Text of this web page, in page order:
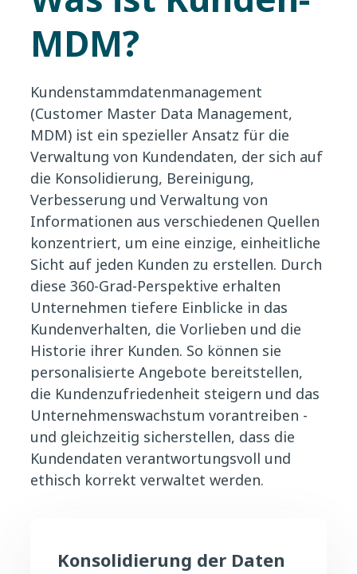
MDM?
Kundenstammdatenmanagement
(Customer Master Data Management,
MDM) ist ein spezieller Ansatz für die
Verwaltung von Kundendaten, der sich auf
die Konsolidierung, Bereinigung,
Verbesserung und Verwaltung von
Informationen aus verschiedenen Quellen
konzentriert, um eine einzige, einheitliche
Sicht auf jeden Kunden zu erstellen. Durch
diese 360-Grad-Perspektive erhalten
Unternehmen tiefere Einblicke in das
Kundenverhalten, die Vorlieben und die
Historie ihrer Kunden. So können sie
personalisierte Angebote bereitstellen,
die Kundenzufriedenheit steigern und das
Unternehmenswachstum vorantreiben -
und gleichzeitig sicherstellen, dass die
Kundendaten verantwortungsvoll und
ethisch korrekt verwaltet werden.
Konsolidierung der Daten